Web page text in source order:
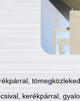
kerékpárral,